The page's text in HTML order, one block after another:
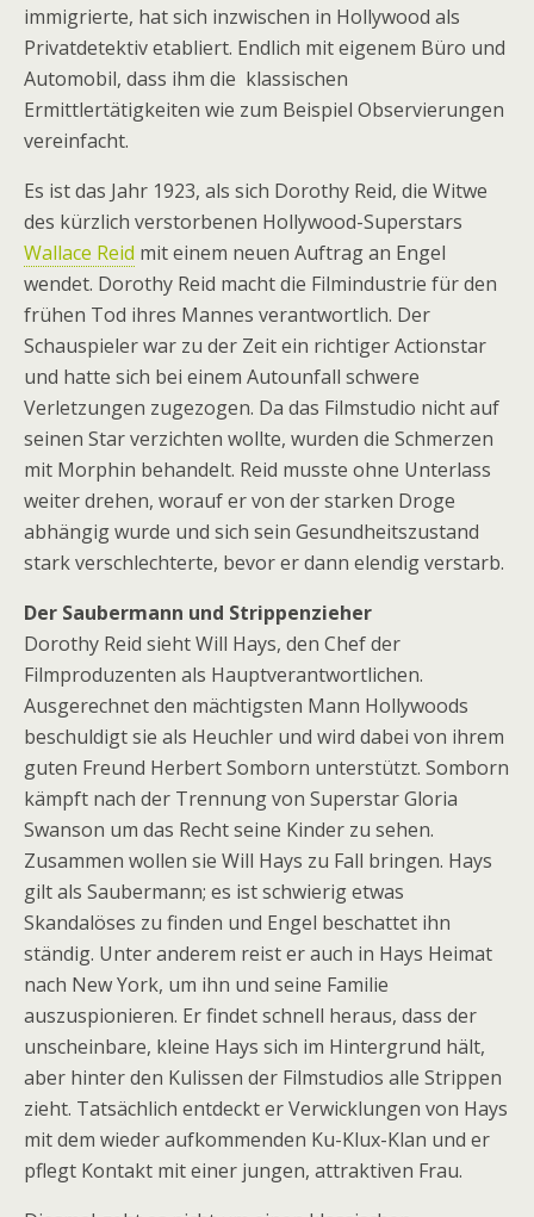
immigrierte, hat sich inzwischen in Hollywood als
Privatdetektiv etabliert. Endlich mit eigenem Büro und
Automobil, dass ihm die klassischen
Ermittlertätigkeiten wie zum Beispiel Observierungen
vereinfacht.
Es ist das Jahr 1923, als sich Dorothy Reid, die Witwe
des kürzlich verstorbenen Hollywood-Superstars
Wallace Reid mit einem neuen Auftrag an Engel
wendet. Dorothy Reid macht die Filmindustrie für den
frühen Tod ihres Mannes verantwortlich. Der
Schauspieler war zu der Zeit ein richtiger Actionstar
und hatte sich bei einem Autounfall schwere
Verletzungen zugezogen. Da das Filmstudio nicht auf
seinen Star verzichten wollte, wurden die Schmerzen
mit Morphin behandelt. Reid musste ohne Unterlass
weiter drehen, worauf er von der starken Droge
abhängig wurde und sich sein Gesundheitszustand
stark verschlechterte, bevor er dann elendig verstarb.
Der Saubermann und Strippenzieher
Dorothy Reid sieht Will Hays, den Chef der
Filmproduzenten als Hauptverantwortlichen.
Ausgerechnet den mächtigsten Mann Hollywoods
beschuldigt sie als Heuchler und wird dabei von ihrem
guten Freund Herbert Somborn unterstützt. Somborn
kämpft nach der Trennung von Superstar Gloria
Swanson um das Recht seine Kinder zu sehen.
Zusammen wollen sie Will Hays zu Fall bringen. Hays
gilt als Saubermann; es ist schwierig etwas
Skandalöses zu finden und Engel beschattet ihn
ständig. Unter anderem reist er auch in Hays Heimat
nach New York, um ihn und seine Familie
auszuspionieren. Er findet schnell heraus, dass der
unscheinbare, kleine Hays sich im Hintergrund hält,
aber hinter den Kulissen der Filmstudios alle Strippen
zieht. Tatsächlich entdeckt er Verwicklungen von Hays
mit dem wieder aufkommenden Ku-Klux-Klan und er
pflegt Kontakt mit einer jungen, attraktiven Frau.